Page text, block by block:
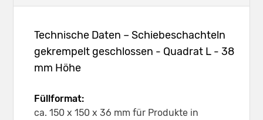
Technische Daten – Schiebeschachteln
gekrempelt geschlossen - Quadrat L - 38
mm Höhe
Füllformat:
ca. 150 x 150 x 36 mm für Produkte in